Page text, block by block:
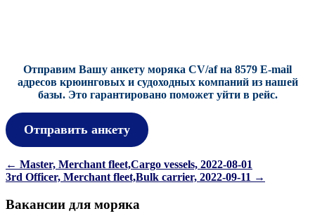
Отправим Вашу анкету моряка CV/af на 8579 E-mail
адресов крюинговых и судоходных компаний из нашей
базы. Это гарантировано поможет уйти в рейс.
Отправить анкету
Навигация
по
записям
← Master, Merchant fleet,Cargo vessels, 2022-08-01
3rd Officer, Merchant fleet,Bulk carrier, 2022-09-11 →
Вакансии для моряка